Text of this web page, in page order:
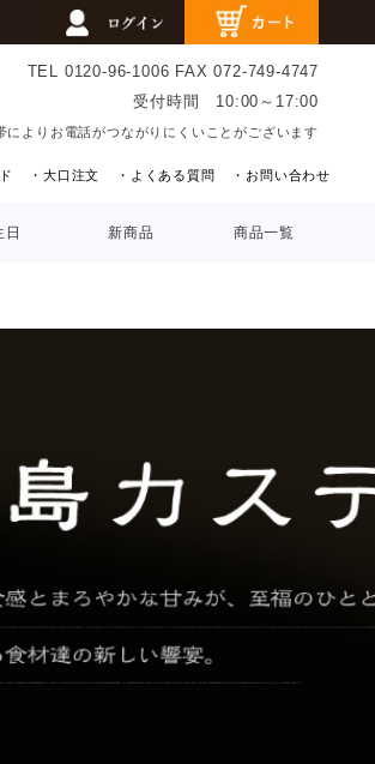
TEL 0120-96-1006 FAX 072-749-4747
受付時間 10:00～17:00
よりお電話がつながりにくいことがございます
・大口注文 ・よくある質問 ・お問い合わせ
日 新商品 商品一覧